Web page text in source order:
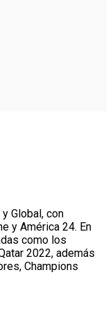
Global, con
y América 24. En
como los
2022, además
Champions